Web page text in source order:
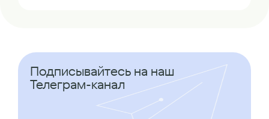
Подписывайтесь на наш
Телеграм-канал